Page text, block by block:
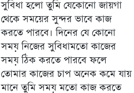
সুবিধা হলো তুমি যেকোনো জায়গা
থেকে সময়ের সুন্দর ভাবে কাজ
করতে পারবে। দিনের যে কোনো
সময় নিজের সুবিধামতো কাজের
সময় ঠিক করতে পারবে ফলে
তোমার কাজের চাপ অনেক কমে যায়
মানে তুমি সময় মতো কাজ করতে